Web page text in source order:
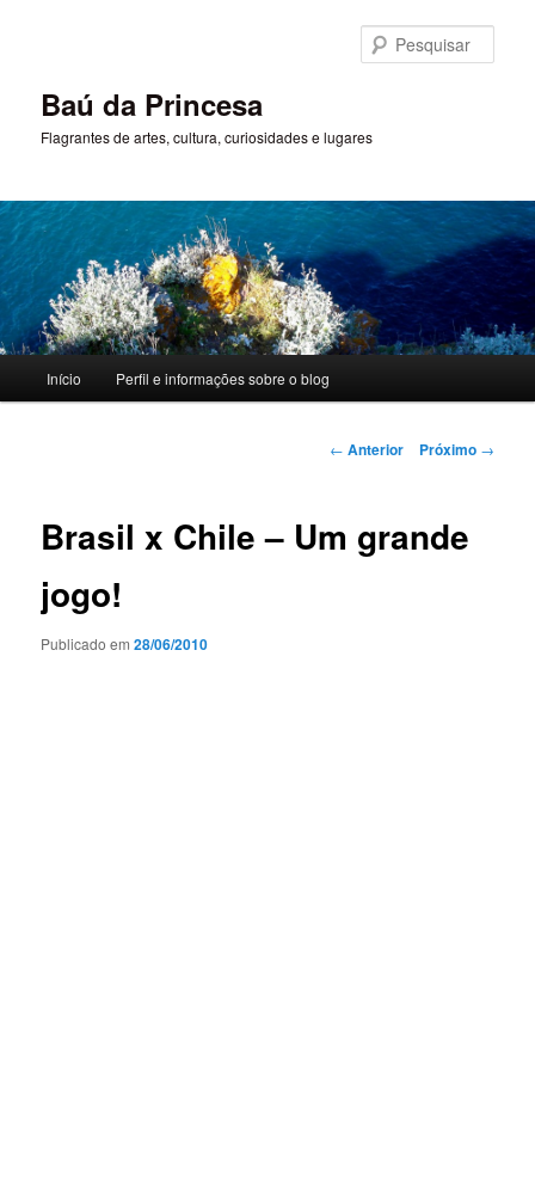
principalBaú da Princesa
Flagrantes de artes, cultura, curiosidades e lugares
principal
Início Perfil e informações sobre o blog
Navegação
← Anterior Próximo →
Brasil x Chile – Um grande
jogo!
Publicado em28/06/2010